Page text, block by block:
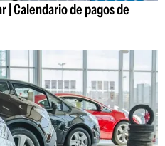
| Calendario de pagos de